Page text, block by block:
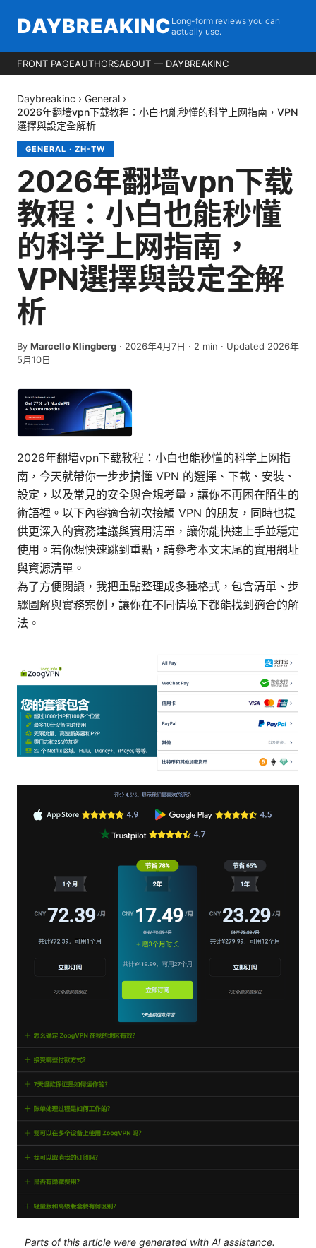
DAYBREAKINC Long-form reviews you can
actually use.
FRONT PAGEAUTHORSABOUT — DAYBREAKINC
Daybreakinc › General ›
2026年翻墙vpn下载教程：小白也能秒懂的科学上网指南，VPN
選擇與設定全解析
GENERAL · ZH-TW
2026年翻墙vpn下载
教程：小白也能秒懂
的科学上网指南，
VPN選擇與設定全解
析
By Marcello Klingberg · 2026年4月7日 · 2 min · Updated 2026年
5月10日
2026年翻墙vpn下载教程：小白也能秒懂的科学上网指
南，今天就帶你一步步搞懂 VPN 的選擇、下載、安裝、
設定，以及常見的安全與合規考量，讓你不再困在陌生的
術語裡。以下內容適合初次接觸 VPN 的朋友，同時也提
供更深入的實務建議與實用清單，讓你能快速上手並穩定
使用。若你想快速跳到重點，請參考本文末尾的實用網址
與資源清單。
為了方便閱讀，我把重點整理成多種格式，包含清單、步
驟圖解與實務案例，讓你在不同情境下都能找到適合的解
法。
Parts of this article were generated with AI assistance.